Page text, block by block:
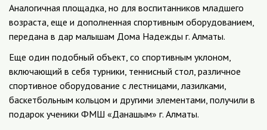
Аналогичная площадка, но для воспитанников младшего
возраста, еще и дополненная спортивным оборудованием,
передана в дар малышам Дома Надежды г. Алматы.
Еще один подобный объект, со спортивным уклоном,
включающий в себя турники, теннисный стол, различное
спортивное оборудование с лестницами, лазилками,
баскетбольным кольцом и другими элементами, получили в
подарок ученики ФМШ «Данашым» г. Алматы.